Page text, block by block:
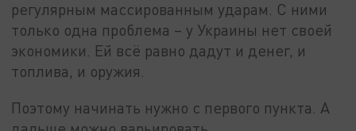
регулярным массированным ударам. С ними
только одна проблема – у Украины нет своей
экономики. Ей всё равно дадут и денег, и
топлива, и оружия.
Поэтому начинать нужно с первого пункта. А